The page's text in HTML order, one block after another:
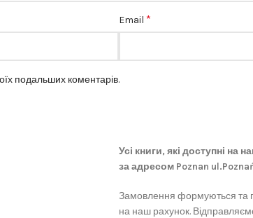
Email *
подальших коментарів.
Усі книги, які доступні на
за адресом Poznan
Замовлення формуються та
на наш рахунок.